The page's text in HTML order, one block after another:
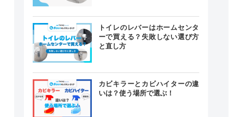
トイレのレバーはホームセンタ
ーで買える？失敗しない選び方
と直し方
カビキラーとカビハイターの違
いは？使う場所で選ぶ！